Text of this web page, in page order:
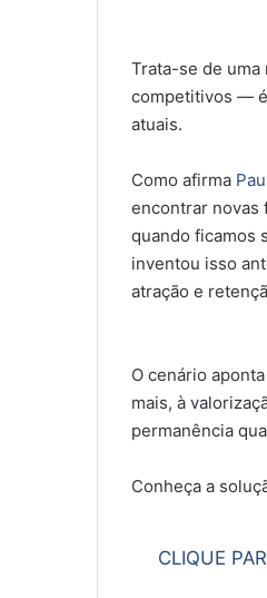
Trata-se de uma
competitivos — é
atuais.
Como afirma
encontrar novas
quando ficamos
inventou isso
atração e
O cenário
mais, à
permanência
Conheça a
CLIQUE